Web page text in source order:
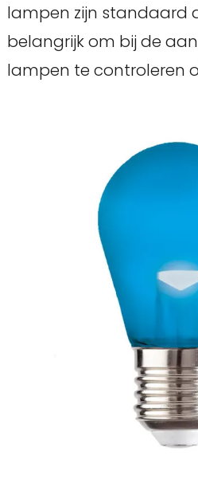
lampen zijn standaard
belangrijk om bij de
lampen te controleren